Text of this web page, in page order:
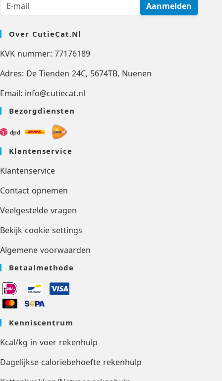
Aanmelden
Over CutieCat.nl
KVK nummer: 77176189
Adres: De Tienden 24C, 5674TB, Nuenen
Email: info@cutiecat.nl
Bezorgdiensten
Klantenservice
Klantenservice
Contact opnemen
Veelgestelde vragen
Bekijk cookie settings
Algemene voorwaarden
Betaalmethode
Kenniscentrum
Kcal/kg in voer rekenhulp
Dagelijkse caloriebehoefte rekenhulp